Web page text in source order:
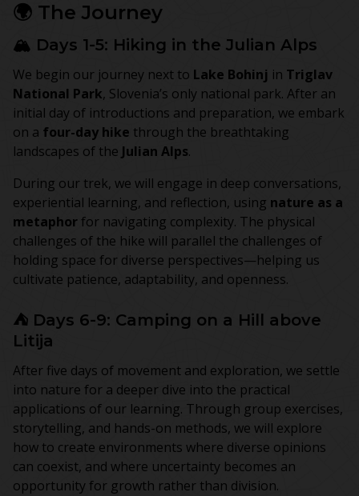
🌍 The Journey
🏔️ Days 1-5: Hiking in the Julian Alps
We begin our journey next to Lake Bohinj in Triglav
National Park, Slovenia’s only national park. After an
initial day of introductions and preparation, we embark
on a four-day hike through the breathtaking
landscapes of the Julian Alps.
During our trek, we will engage in deep conversations,
experiential learning, and reflection, using nature as a
metaphor for navigating complexity. The physical
challenges of the hike will parallel the challenges of
holding space for diverse perspectives—helping us
cultivate patience, adaptability, and openness.
⛺ Days 6-9: Camping on a Hill above
Litija
After five days of movement and exploration, we settle
into nature for a deeper dive into the practical
applications of our learning. Through group exercises,
storytelling, and hands-on methods, we will explore
how to create environments where diverse opinions
can coexist, and where uncertainty becomes an
opportunity for growth rather than division.